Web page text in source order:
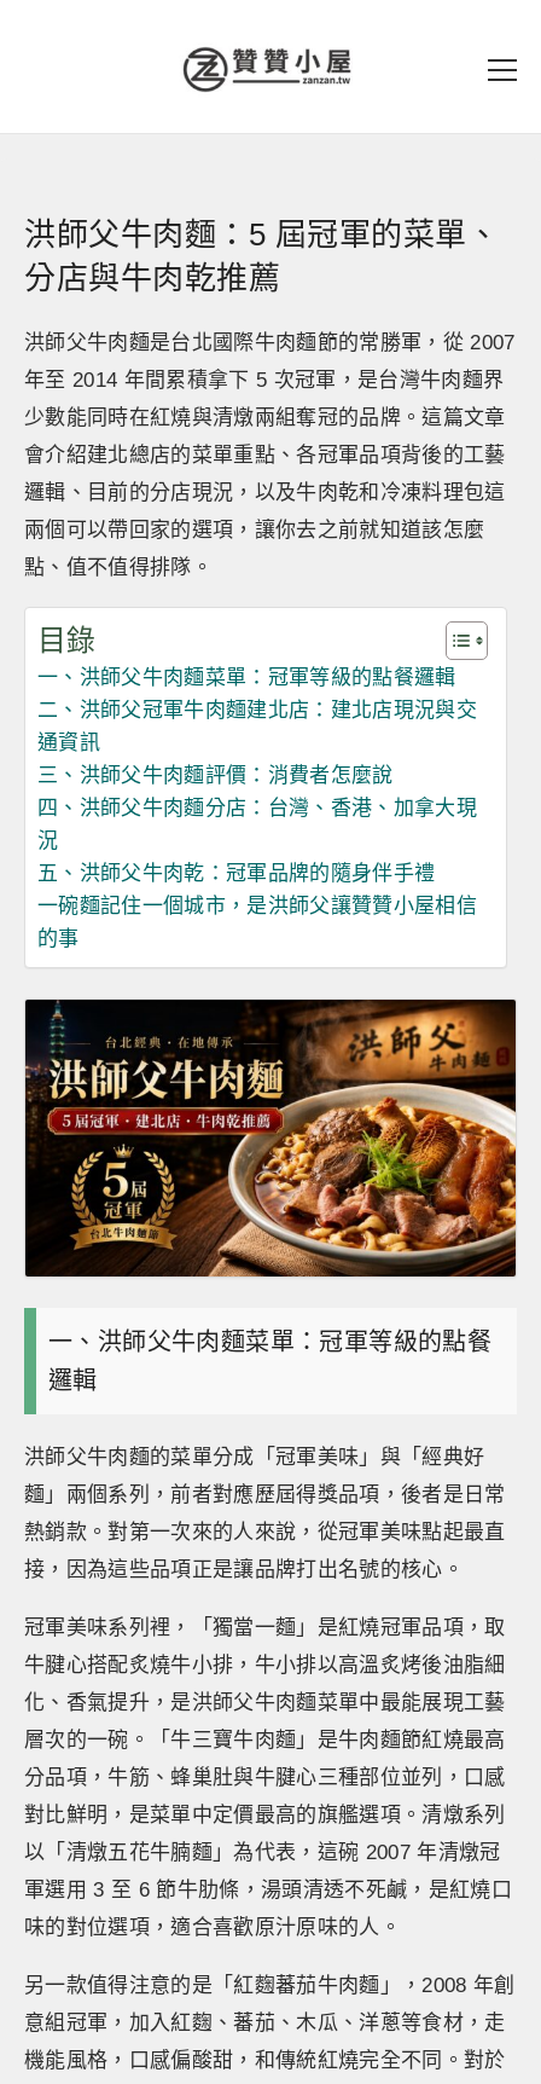
洪師父牛肉麵：5 屆冠軍的菜單、
分店與牛肉乾推薦
洪師父牛肉麵是台北國際牛肉麵節的常勝軍，從 2007
年至 2014 年間累積拿下 5 次冠軍，是台灣牛肉麵界
少數能同時在紅燒與清燉兩組奪冠的品牌。這篇文章
會介紹建北總店的菜單重點、各冠軍品項背後的工藝
邏輯、目前的分店現況，以及牛肉乾和冷凍料理包這
兩個可以帶回家的選項，讓你去之前就知道該怎麼
點、值不值得排隊。
目錄
一、洪師父牛肉麵菜單：冠軍等級的點餐邏輯
二、洪師父冠軍牛肉麵建北店：建北店現況與交
通資訊
三、洪師父牛肉麵評價：消費者怎麼說
四、洪師父牛肉麵分店：台灣、香港、加拿大現
況
五、洪師父牛肉乾：冠軍品牌的隨身伴手禮
一碗麵記住一個城市，是洪師父讓贊贊小屋相信
的事
一、洪師父牛肉麵菜單：冠軍等級的點餐
邏輯
洪師父牛肉麵的菜單分成「冠軍美味」與「經典好
麵」兩個系列，前者對應歷屆得獎品項，後者是日常
熱銷款。對第一次來的人來說，從冠軍美味點起最直
接，因為這些品項正是讓品牌打出名號的核心。
冠軍美味系列裡，「獨當一麵」是紅燒冠軍品項，取
牛腱心搭配炙燒牛小排，牛小排以高溫炙烤後油脂細
化、香氣提升，是洪師父牛肉麵菜單中最能展現工藝
層次的一碗。「牛三寶牛肉麵」是牛肉麵節紅燒最高
分品項，牛筋、蜂巢肚與牛腱心三種部位並列，口感
對比鮮明，是菜單中定價最高的旗艦選項。清燉系列
以「清燉五花牛腩麵」為代表，這碗 2007 年清燉冠
軍選用 3 至 6 節牛肋條，湯頭清透不死鹹，是紅燒口
味的對位選項，適合喜歡原汁原味的人。
另一款值得注意的是「紅麴蕃茄牛肉麵」，2008 年創
意組冠軍，加入紅麴、蕃茄、木瓜、洋蔥等食材，走
機能風格，口感偏酸甜，和傳統紅燒完全不同。對於